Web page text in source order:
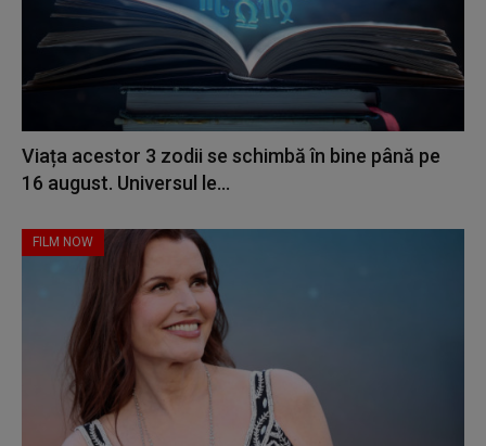
Viața acestor 3 zodii se schimbă în bine până pe
16 august. Universul le...
FILM NOW